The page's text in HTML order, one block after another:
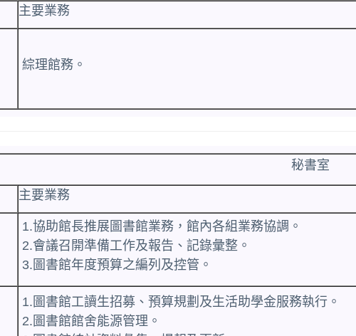
主要業務
綜理館務。
秘書室
主要業務
1.協助館長推展圖書館業務，館內各組業務協調。
2.會議召開準備工作及報告、記錄彙整。
3.圖書館年度預算之編列及控管。
1.圖書館工讀生招募、預算規劃及生活助學金服務執行。
2.圖書館館舍能源管理。